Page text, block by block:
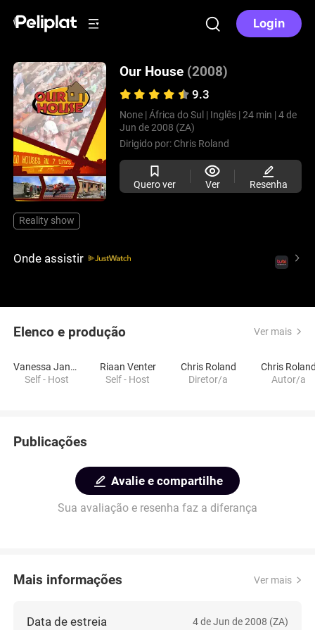
Login
Our House (2008)
9.3
None | África do Sul | Inglês | 24 min | 4 de
Jun de 2008 (ZA)
Dirigido por: Chris Roland
Quero ver Ver Resenha
Reality show
Onde assistir
Elenco e produção Ver mais
Vanessa Jansen
Self - Host
Riaan Venter
Self - Host
Chris Roland
Diretor/a
Chris
Autor/a
Publicações
Avalie e compartilhe
Sua avaliação e resenha faz a diferança
Mais informações Ver mais
Data de estreia 4 de Jun de 2008 (ZA)